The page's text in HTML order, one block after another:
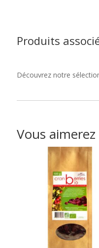
Produits
Découvrez notre
Vous